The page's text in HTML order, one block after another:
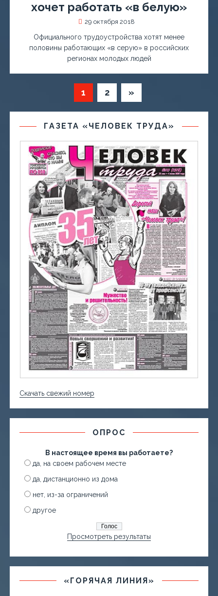
хочет работать «в белую»
29 октября 2018
Официального трудоустройства хотят менее
половины работающих «в серую» в российских
регионах молодых людей
1 2 »
ГАЗЕТА «ЧЕЛОВЕК ТРУДА»
Скачать свежий номер
ОПРОС
В настоящее время вы работаете?
да, на своем рабочем месте
да, дистанционно из дома
нет, из-за ограничений
другое
Просмотреть результаты
«ГОРЯЧАЯ ЛИНИЯ»